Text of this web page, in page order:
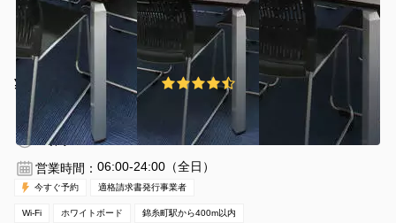
¥880 〜 ¥1150 /時間 4.2 (21件)
錦糸町駅 徒歩5分 東京都墨田区錦糸1-14-7
1〜6名
1時間〜
営業時間： 06:00-24:00（全日）
今すぐ予約 適格請求書発行事業者
Wi-Fi ホワイトボード 錦糸町駅から400m以内